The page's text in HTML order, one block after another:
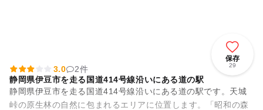
保存
29
3.0
2件
静岡県伊豆市を走る国道414号線沿いにある道の駅
静岡県伊豆市を走る国道414号線沿いにある道の駅です。天城
峠の原生林の自然に包まれるエリアに位置します。「昭和の森